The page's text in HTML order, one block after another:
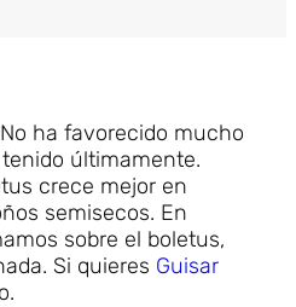
ha favorecido mucho
últimamente.
crece mejor en
semisecos. En
sobre el boletus,
Si quieres Guisar